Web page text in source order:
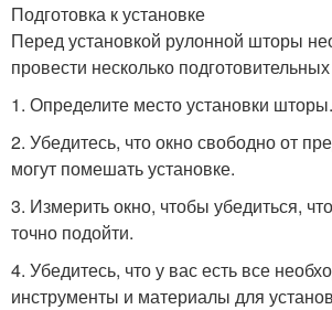
Подготовка к установке
Перед установкой рулонной шторы
провести несколько
1. Определите место установки шторы.
2. Убедитесь, что окно свободно от
могут помешать установке.
3. Измерить окно, чтобы убедиться,
точно подойти.
4. Убедитесь, что у вас есть все
инструменты и материалы для